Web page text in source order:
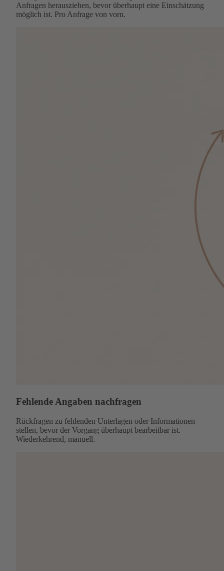
Anfragen herausziehen, bevor überhaupt eine Einschätzung
möglich ist. Pro Anfrage von vorn.
Fehlende Angaben nachfragen
Rückfragen zu fehlenden Unterlagen oder Informationen
stellen, bevor der Vorgang überhaupt bearbeitbar ist.
Wiederkehrend, manuell.